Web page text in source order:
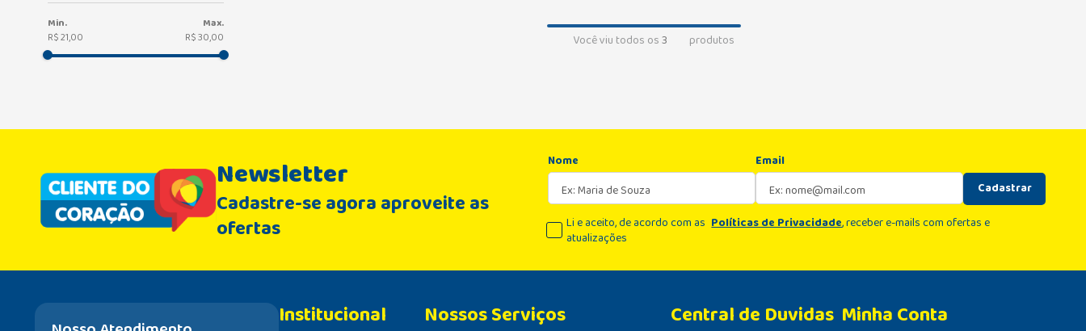
R$ 21,00 R$ 30,00 Você viu todos os3 produtos
Newsletter
Cadastre-se agora aproveite as
ofertas
Nome
Email
Cadastrar
Li e aceito, de acordo com as Políticas de Privacidade, receber e-mails com ofertas e
atualizações
Institucional Central de Duvidas Minha Conta